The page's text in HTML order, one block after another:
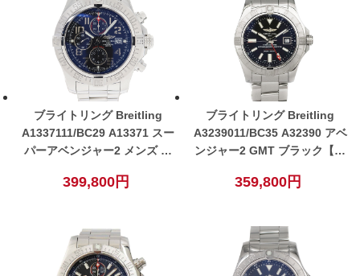
ブライトリング Breitling
A1337111/BC29 A13371 スー
パーアベンジャー2 メンズ 自
古】
399,800円
ブライトリング Breitling
A3239011/BC35 A32390 アベ
ンジャー2 GMT ブラック【中
359,800円